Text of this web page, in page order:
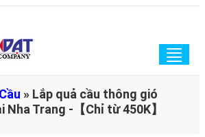
» Lắp quả cầu thông gió
Nha Trang -【Chỉ từ 450K】